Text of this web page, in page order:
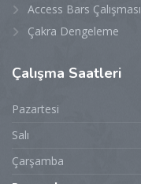
Access Bars Çalışması
Çakra Dengeleme
Çalışma Saatleri
Pazartesi
Salı
Çarşamba